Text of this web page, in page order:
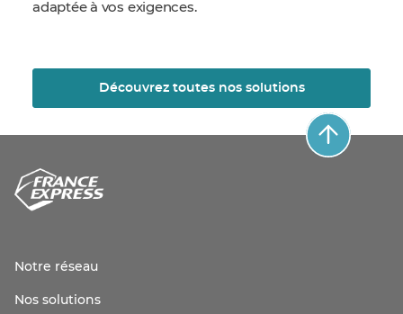
adaptée à vos exigences.
Découvrez toutes nos solutions
Notre réseau
Nos solutions